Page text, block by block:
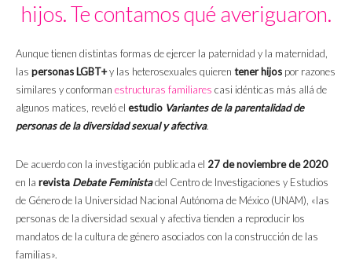
hijos. Te contamos qué averiguaron.
Aunque tienen distintas formas de ejercer la paternidad y la maternidad,
las personas LGBT+y las heterosexuales quieren tener hijos por razones
similares y conforman estructuras familiares casi idénticas más allá de
algunos matices, reveló el estudio Variantes de la parentalidad de
personas de la diversidad sexual y afectiva.
De acuerdo con la investigación publicada el 27 de noviembre de 2020
en la revista Debate Feministadel Centro de Investigaciones y Estudios
de Género de la Universidad Nacional Autónoma de México (UNAM), «las
personas de la diversidad sexual y afectiva tienden a reproducir los
mandatos de la cultura de género asociados con la construcción de las
familias».